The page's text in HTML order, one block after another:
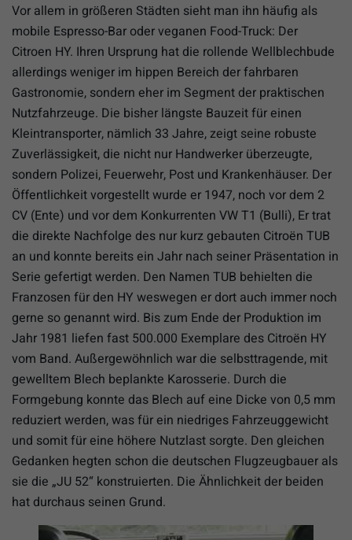
Vor allem in größeren Städten sieht man ihn häufig als
mobile Espresso-Bar oder veganen Food-Truck: Der
Citroen HY. Ihren Ursprung hat die rollende Wellblechbude
allerdings weniger im hippen Bereich der fahrbaren
Gastronomie, sondern eher im Segment der praktischen
Nutzfahrzeuge. Die bisher längste Bauzeit für einen
Kleintransporter, nämlich 33 Jahre, zeigt seine robuste
Zuverlässigkeit, die nicht nur Handwerker überzeugte,
sondern Polizei, Feuerwehr, Post und Krankenhäuser. Der
Öffentlichkeit vorgestellt wurde er 1947, noch vor dem 2
CV (Ente) und vor dem Konkurrenten VW T1 (Bulli), Er trat
die direkte Nachfolge des nur kurz gebauten Citroën TUB
an und konnte bereits ein Jahr nach seiner Präsentation in
Serie gefertigt werden. Den Namen TUB behielten die
Franzosen für den HY weswegen er dort auch immer noch
gerne so genannt wird. Bis zum Ende der Produktion im
Jahr 1981 liefen fast 500.000 Exemplare des Citroën HY
vom Band. Außergewöhnlich war die selbsttragende, mit
gewelltem Blech beplankte Karosserie. Durch die
Formgebung konnte das Blech auf eine Dicke von 0,5 mm
reduziert werden, was für ein niedriges Fahrzeuggewicht
und somit für eine höhere Nutzlast sorgte. Den gleichen
Gedanken hegten schon die deutschen Flugzeugbauer als
sie die „JU 52“ konstruierten. Die Ähnlichkeit der beiden
hat durchaus seinen Grund.